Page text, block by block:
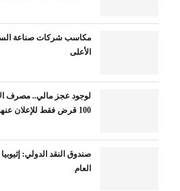
مكاسب شركات صناعة
الأعلى
لوجود عجز مالي.. مصرف
100 قرض فقط للإعلان عنهم قريبا
صندوق النقد الدولي:
العام